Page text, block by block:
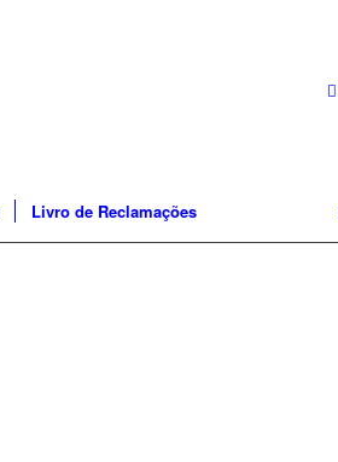
Livro de Reclamações